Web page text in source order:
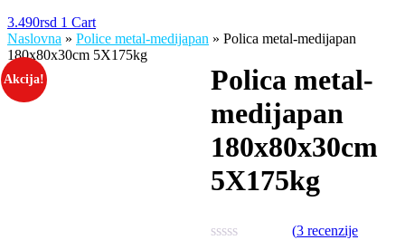
3.490rsd 1 Cart
Naslovna » Police metal-medijapan » Polica metal-medijapan
180x80x30cm 5X175kg
Akcija!
Polica metal-
medijapan
180x80x30cm
5X175kg
(3 recenzije